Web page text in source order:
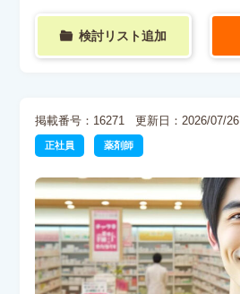
検討リスト追加
掲載番号：16271 更新日：2026/07/26
正社員 薬剤師